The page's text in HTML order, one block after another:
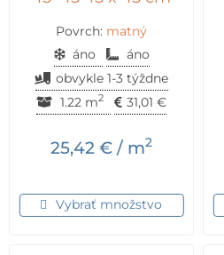
Povrch: matný
áno
áno
obvykle 1-3 týždne
1.22 m2 31,01 €
25,42 € / m2
Vybrať množstvo